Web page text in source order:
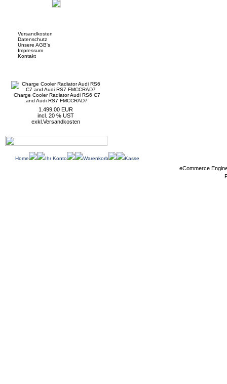
Versandkosten
Datenschutz
Unsere AGB's
Impressum
Kontakt
Charge Cooler Radiator Audi RS6 C7
and Audi RS7 FMCCRAD7
1.499,00 EUR
incl. 20 % UST
exkl. Versandkosten
Home Ihr Konto Warenkorb Kasse
eCommerce